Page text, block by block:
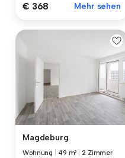
€ 368 Mehr sehen
Magdeburg
Wohnung 49 m² |2 Zimmer